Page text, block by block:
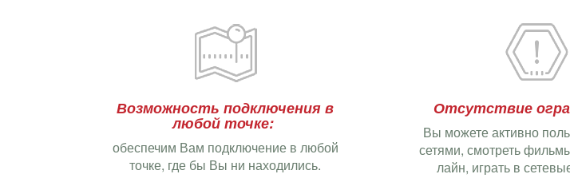
Возможность подключения в
любой точке:
обеспечим Вам подключение в любой
точке, где бы Вы ни находились.
Отсутствие
Вы можете активно
сетями, смотреть
лайн, играть в